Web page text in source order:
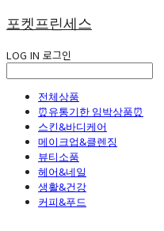
포켓프린세스
LOG IN 로그인
전체상품
⏰유통기한 임박상품⏰
스킨&바디케어
메이크업&클렌징
뷰티소품
헤어&네일
생활&건강
커피&푸드